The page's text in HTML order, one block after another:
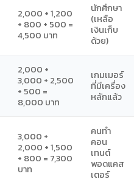
2,000 + 1,200
+ 800 + 500 =
4,500 บาท
นักศึกษา
(เหลือ
เงินเก็บ
ด้วย)
2,000 +
3,000 + 2,500
+ 500 =
8,000 บาท
เกมเมอร์
ที่มีเครื่อง
หลักแล้ว
3,000 +
2,000 + 1,500
+ 800 = 7,300
บาท
คนทำ
คอน
เทนต์
พอดแคส
เตอร์